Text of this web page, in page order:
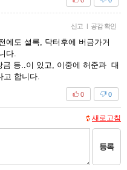
신고 | 공감 확인
에도 셜록, 닥터후에 버금가거
다.
금 등..이 있고, 이중에 허준과 대
고 합니다.
0
0
새로고침
등록